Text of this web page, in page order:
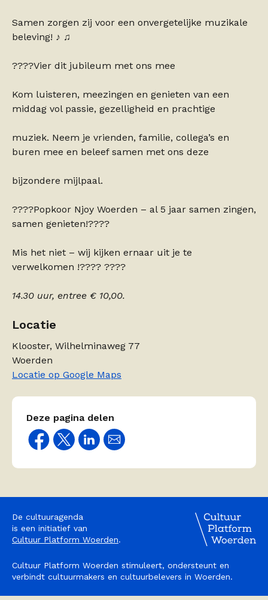
Samen zorgen zij voor een onvergetelijke muzikale
beleving! ♪ ♫
????Vier dit jubileum met ons mee
Kom luisteren, meezingen en genieten van een
middag vol passie, gezelligheid en prachtige
muziek. Neem je vrienden, familie, collega’s en
buren mee en beleef samen met ons deze
bijzondere mijlpaal.
????Popkoor Njoy Woerden – al 5 jaar samen zingen,
samen genieten!????
Mis het niet – wij kijken ernaar uit je te
verwelkomen !???? ????
14.30 uur, entree € 10,00.
Locatie
Klooster, Wilhelminaweg 77
Woerden
Locatie op Google Maps
Deze pagina delen
De cultuuragenda
is een initiatief van
Cultuur Platform Woerden.
Cultuur Platform Woerden stimuleert, ondersteunt en
verbindt cultuurmakers en cultuurbelevers in Woerden.